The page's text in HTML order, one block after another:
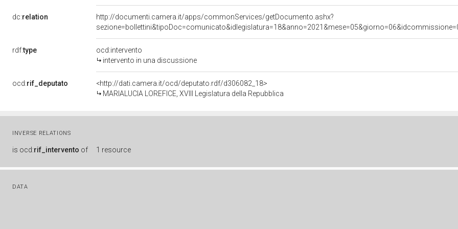
dc:relation
http://documenti.camera.it/apps/commonServices/getDocumento.ashx?
rdf:type
ocd:intervento
intervento in una discussione
ocd:rif_deputato
<http://dati.camera.it/ocd/deputato.rdf/d306082_18>
MARIALUCIA LOREFICE, XVIII Legislatura della Repubblica
INVERSE RELATIONS
is ocd:rif_intervento of 1 resource
DATA